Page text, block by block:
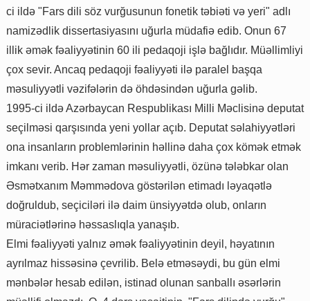
ci ildə "Fars dili söz vurğusunun fonetik təbiəti və yeri" adlı
namizədlik dissertasiyasını uğurla müdafiə edib. Onun 67
illik əmək fəaliyyətinin 60 ili pedaqoji işlə bağlıdır. Müəllimliyi
çox sevir. Ancaq pedaqoji fəaliyyəti ilə paralel başqa
məsuliyyətli vəzifələrin də öhdəsindən uğurla gəlib.
1995-ci ildə Azərbaycan Respublikası Milli Məclisinə deputat
seçilməsi qarşısında yeni yollar açıb. Deputat səlahiyyətləri
ona insanların problemlərinin həllinə daha çox kömək etmək
imkanı verib. Hər zaman məsuliyyətli, özünə tələbkar olan
Əsmətxanım Məmmədova göstərilən etimadı ləyaqətlə
doğruldub, seçiciləri ilə daim ünsiyyətdə olub, onların
müraciətlərinə həssaslıqla yanaşıb.
Elmi fəaliyyəti yalnız əmək fəaliyyətinin deyil, həyatının
ayrılmaz hissəsinə çevrilib. Belə etməsəydi, bu gün elmi
mənbələr hesab edilən, istinad olunan sanballı əsərlərin